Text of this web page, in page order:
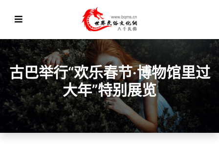
古巴举行“欢乐春节·博物馆里过
大年”特别展览